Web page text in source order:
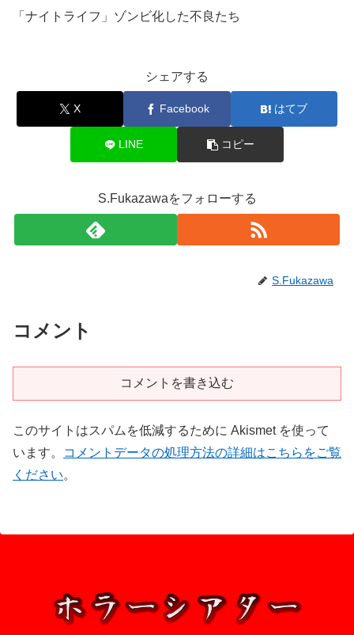
「ナイトライフ」ゾンビ化した不良たち
シェアする
X Facebook はてブ
LINE コピー
S.Fukazawaをフォローする
S.Fukazawa
コメント
コメントを書き込む
このサイトはスパムを低減するために Akismet を使って
います。
コメントデータの処理方法の詳細はこちらをご覧
ください。